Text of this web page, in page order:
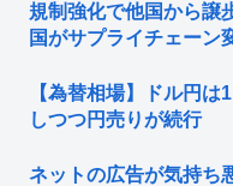
規制強化で他国から譲
国がサプライチェー
【為替相場】ドル円
しつつ円売りが続行
ネットの広告が気持